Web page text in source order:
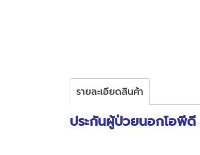
รายละเอียดสินค้า
ประกันผู้ป่วยนอกโอพีดี